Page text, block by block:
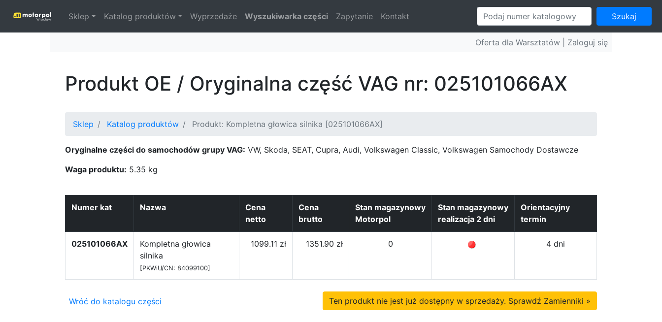
Sklep Katalog produktów Wyprzedaże Wyszukiwarka części Zapytanie Kontakt Szukaj
Oferta dla Warsztatów | Zaloguj się
Produkt OE / Oryginalna część VAG nr: 025101066AX
Sklep Katalog produktów Produkt: Kompletna głowica silnika [025101066AX]
Oryginalne części do samochodów grupy VAG: VW, Skoda, SEAT, Cupra, Audi, Volkswagen Classic, Volkswagen Samochody Dostawcze
Waga produktu: 5.35 kg
Numer kat Nazwa
Cena
netto
Cena
brutto
Stan magazynowy
Motorpol
Stan magazynowy
realizacja 2 dni
Orientacyjny
termin
025101066AX
Kompletna głowica
silnika
[PKWiU/CN: 84099100]
1099.11 zł 1351.90 zł 0 4 dni
Wróć do katalogu części Ten produkt nie jest już dostępny w sprzedaży. Sprawdź Zamienniki »